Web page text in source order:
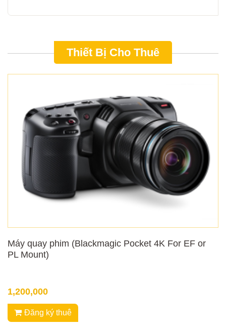
Thiết Bị Cho Thuê
Máy quay phim (Blackmagic Pocket 4K For EF or
PL Mount)
1,200,000
Đăng ký thuê